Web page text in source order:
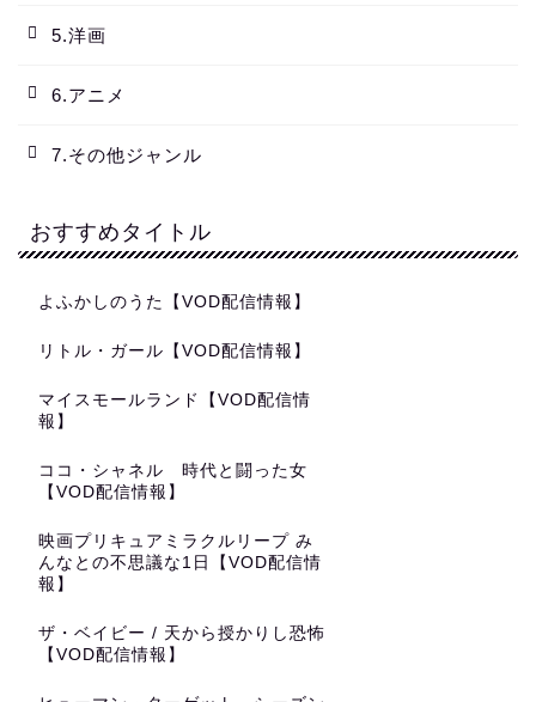
5.洋画
6.アニメ
7.その他ジャンル
おすすめタイトル
よふかしのうた【VOD配信情報】
リトル・ガール【VOD配信情報】
マイスモールランド【VOD配信情
報】
ココ・シャネル 時代と闘った女
【VOD配信情報】
映画プリキュアミラクルリープ み
んなとの不思議な1日【VOD配信情
報】
ザ・ベイビー / 天から授かりし恐怖
【VOD配信情報】